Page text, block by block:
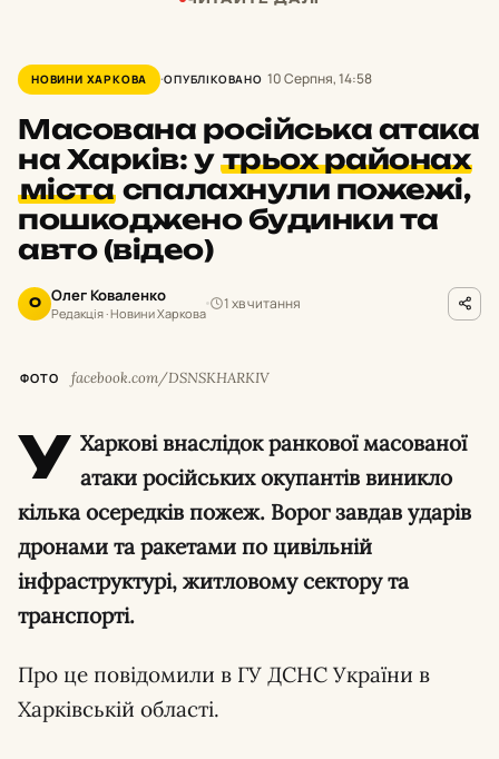
НОВИНИ ХАРКОВА ОПУБЛІКОВАНО 10 Серпня, 14:58
Масована російська атака
на Харків: у трьох районах
міста спалахнули пожежі,
пошкоджено будинки та
авто (відео)
О Олег Коваленко
Редакція · Новини Харкова
1 хв читання
ФОТО facebook.com/DSNSKHARKIV
У Харкові внаслідок ранкової масованої
атаки російських окупантів виникло
кілька осередків пожеж. Ворог завдав ударів
дронами та ракетами по цивільній
інфраструктурі, житловому сектору та
транспорті.
Про це повідомили в ГУ ДСНС України в
Харківській області.